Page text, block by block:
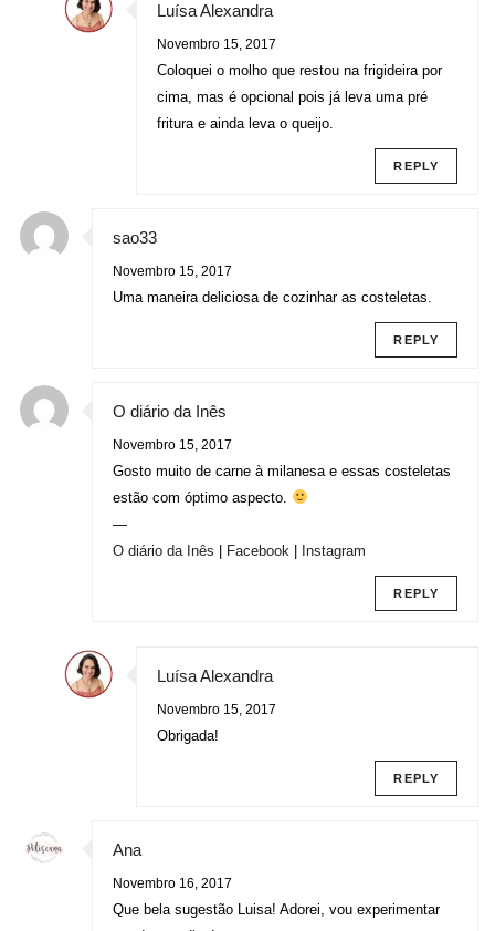
Luísa Alexandra
Novembro 15, 2017
Coloquei o molho que restou na frigideira por
cima, mas é opcional pois já leva uma pré
fritura e ainda leva o queijo.
REPLY
sao33
Novembro 15, 2017
Uma maneira deliciosa de cozinhar as costeletas.
REPLY
O diário da Inês
Novembro 15, 2017
Gosto muito de carne à milanesa e essas costeletas
estão com óptimo aspecto.
—
O diário da Inês | Facebook | Instagram
REPLY
Luísa Alexandra
Novembro 15, 2017
Obrigada!
REPLY
Ana
Novembro 16, 2017
Que bela sugestão Luisa! Adorei, vou experimentar